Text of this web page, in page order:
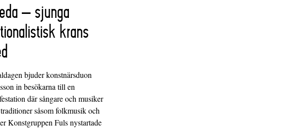
– sjunga
krans
bjuder konstnärsduon
in besökarna till en
där sångare och musiker
såsom folkmusik och
Konstgruppen Fuls nystartade